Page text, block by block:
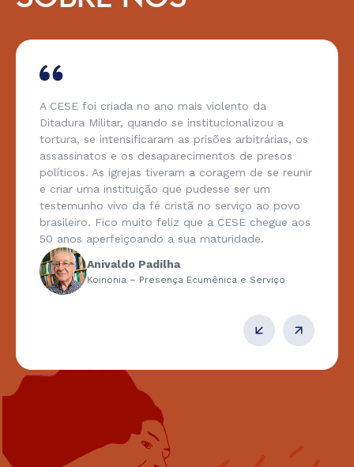
Minha história com a CESE poderia ser traduzida
em uma palavra: COMUNHÃO! A CESE é uma
Família. Repito: uma Família! Nos dois mandatos
que estive como presidente da CESE pude
experimentar a vivência fraterna e gostosa de uma
equipe tão diversificada em saberes, experiências
de fé, histórias de vida, e tão unida pela harmonia
criada pelo Espírito de Deus e pelo único desejo
de SERVIR aos mais pobres e vulneráveis na
conquista e defesa dos seus direitos
fundamentais. Louvado seja Deus pelos 50 anos
de COMUNHÃO e SERVIÇO da CESE! Gratidão por
Ex-presidente da CESE (2015-2021)